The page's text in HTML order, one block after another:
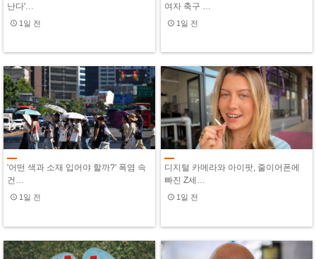
난다'…
1일 전
여자 축구 …
1일 전
'어떤 색과 소재 입어야 할까?' 폭염 속
건…
1일 전
디지털 카메라와 아이팟, 줄이어폰에
빠진 Z세…
1일 전